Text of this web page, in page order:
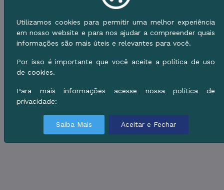
Verifique a URL ou vá para o Início e use o
Menu de Serviços.
Utilizamos cookies para permitir uma melhor experiência
em nosso website e para nos ajudar a compreender quais
informações são mais úteis e relevantes para você.
Por isso é importante que você aceite a política de uso
de cookies.
Para mais informações acesse nossa política de
privacidade:
Saiba Mais Aceitar e Fechar